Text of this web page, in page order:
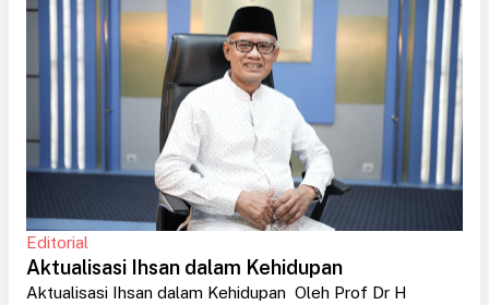
Editorial
Aktualisasi Ihsan dalam Kehidupan
Aktualisasi Ihsan dalam Kehidupan Oleh Prof Dr H